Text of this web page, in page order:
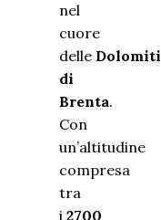
nel
cuore
delle Dolomiti
di
Brenta.
Con
un’altitudine
compresa
tra
i 2700